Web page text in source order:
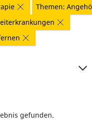
Themen:
gefunden.